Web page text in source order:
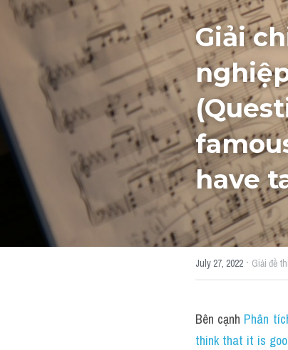
Giải
have
July 27, 2022 · Giải đề
Bên cạnh Phân
think that it is